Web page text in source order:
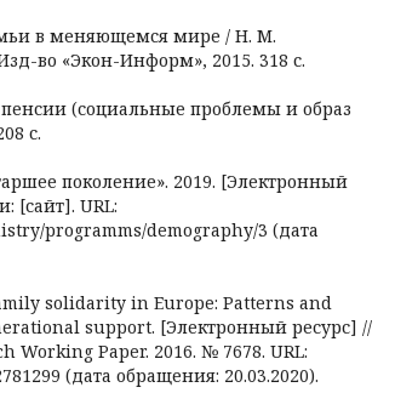
в меняющемся мире / Н. М.
во «Экон-Информ», 2015. 318 с.
(социальные проблемы и образ
с.
поколение». 2019. [Электронный
[сайт]. URL:
programms/demography/3 (дата
solidarity in Europe: Patterns and
support. [Электронный ресурс] //
Working Paper. 2016. № 7678. URL:
(дата обращения: 20.03.2020).